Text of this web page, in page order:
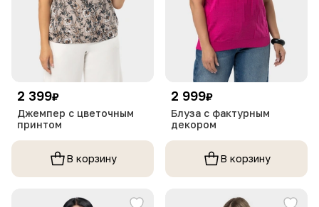
2 399₽
Джемпер с цветочным
принтом
В корзину
2 999₽
Блуза с фактурным
декором
В корзину